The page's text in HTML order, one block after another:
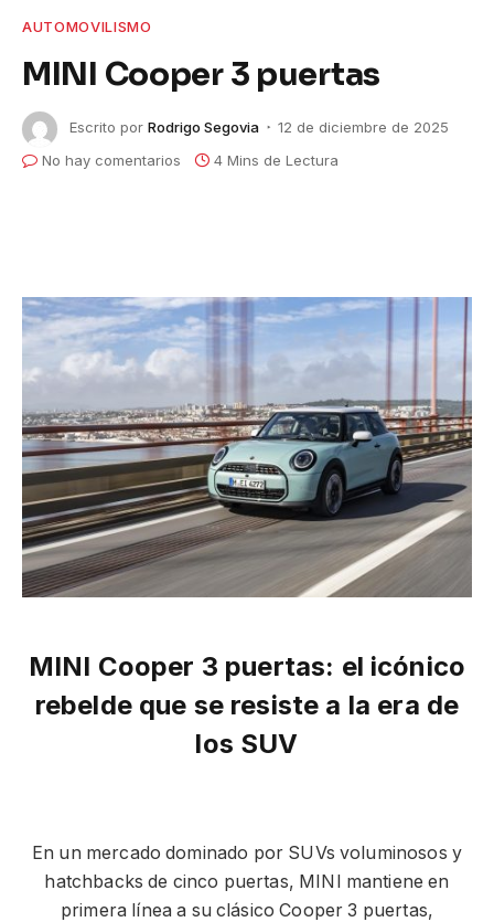
AUTOMOVILISMO
MINI Cooper 3 puertas
Escrito por Rodrigo Segovia
12 de diciembre de 2025
No hay comentarios
4 Mins de Lectura
MINI Cooper 3 puertas: el icónico
rebelde que se resiste a la era de
los SUV
En un mercado dominado por SUVs voluminosos y
hatchbacks de cinco puertas, MINI mantiene en
primera línea a su clásico Cooper 3 puertas,